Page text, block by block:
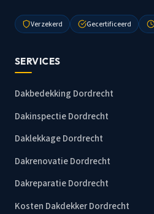
Verzekerd Gecertificeerd
SERVICES
Dakbedekking Dordrecht
Dakinspectie Dordrecht
Daklekkage Dordrecht
Dakrenovatie Dordrecht
Dakreparatie Dordrecht
Kosten Dakdekker Dordrecht